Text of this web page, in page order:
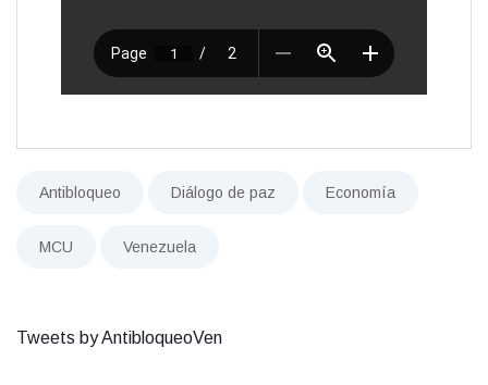
Antibloqueo Diálogo de paz Economía
MCU Venezuela
Tweets by AntibloqueoVen